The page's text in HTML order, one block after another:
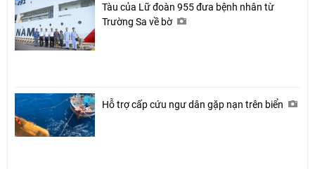
Tàu của Lữ đoàn 955 đưa bệnh nhân từ
Trường Sa về bờ
Hỗ trợ cấp cứu ngư dân gặp nạn trên biển